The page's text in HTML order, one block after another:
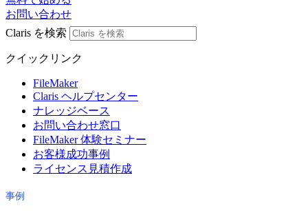
お問い合わせ
Claris を検索
クイックリンク
FileMaker
Claris ヘルプセンター
ナレッジベース
お問い合わせ窓口
FileMaker 体験セミナー
お客様成功事例
ライセンス見積作成
事例